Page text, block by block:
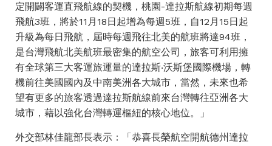
定開闢客運直飛航線的契機，桃園-達拉斯航線初期每週
飛航3班，將於11月18日起增為每週5班，自12月15日起
升級為每日飛航，屆時每週飛往北美的航班將達94班，
是台灣飛航北美航班最密集的航空公司，旅客可利用擁
有全球第三大客運旅運量的達拉斯‧沃斯堡國際機場，轉
機前往美國國內及中南美洲各大城市，當然，未來也希
望有更多的旅客透過達拉斯航線前來台灣轉往亞洲各大
城市，藉以強化台灣轉運樞紐的核心地位。」
外交部林佳龍部長表示：「恭喜長榮航空開航德州達拉